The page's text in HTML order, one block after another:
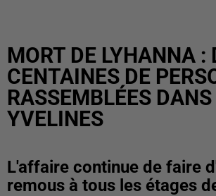
MORT DE LYHANNA :
CENTAINES DE
RASSEMBLÉES
YVELINES
L'affaire continue de faire
remous à tous les étages